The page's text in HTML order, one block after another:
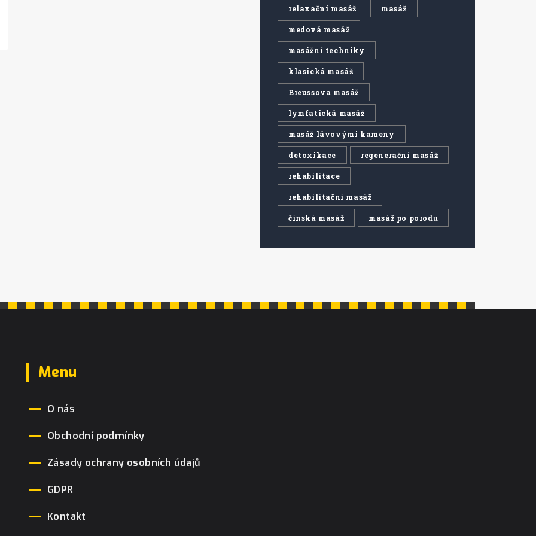
relaxační masáž masáž
medová masáž
masážní techniky
klasická masáž
Breussova masáž
lymfatická masáž
masáž lávovými kameny
detoxikace regenerační masáž
rehabilitace
rehabilitační masáž
čínská masáž masáž po porodu
Menu
O nás
Obchodní podmínky
Zásady ochrany osobních údajů
GDPR
Kontakt